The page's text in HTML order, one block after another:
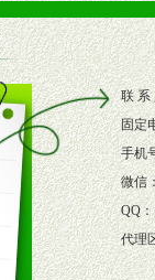
助制定
司给予
派驻区
司给予
联 系
固定
手机
微信
QQ：
代理